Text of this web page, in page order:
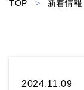
TOP > 新着情報
2024.11.09